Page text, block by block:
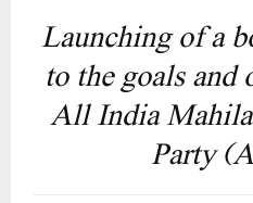
recent unveiling of a
dedicated to
aspirations
Empowerment
significant moment in